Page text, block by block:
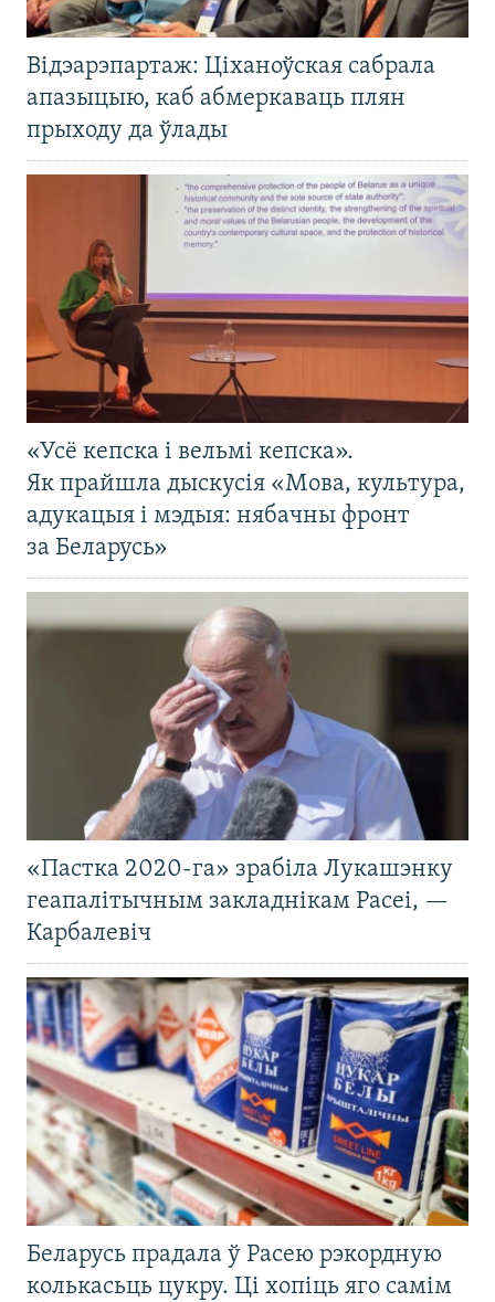
Відэарэпартаж: Ціханоўская сабрала
апазыцыю, каб абмеркаваць плян
прыходу да ўлады
«Усё кепска і вельмі кепска».
Як прайшла дыскусія «Мова, культура,
адукацыя і мэдыя: нябачны фронт
за Беларусь»
«Пастка 2020-га» зрабіла Лукашэнку
геапалітычным закладнікам Расеі, —
Карбалевіч
Беларусь прадала ў Расею рэкордную
колькасьць цукру. Ці хопіць яго самім